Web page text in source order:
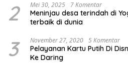
2 Mei 30, 2025 7 Komentar
Meninjau desa terindah di
terbaik di dunia
3 November 27, 2020 5 Komentar
Pelayanan Kartu Putih Di
Ke Daring